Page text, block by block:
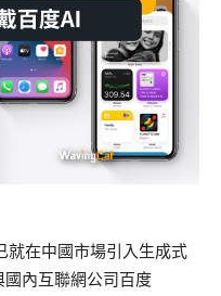
就在中國市場引入生成式
內互聯網公司百度